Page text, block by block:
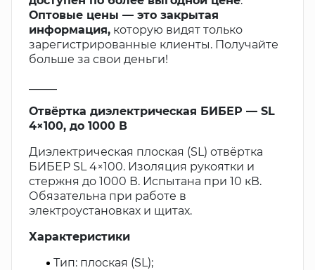
Оптовые цены — это закрытая
информация, которую видят только
зарегистрированные клиенты. Получайте
больше за свои деньги!
Отвёртка диэлектрическая БИБЕР — SL
4×100, до 1000 В
Диэлектрическая плоская (SL) отвёртка
БИБЕР SL 4×100. Изоляция рукоятки и
стержня до 1000 В. Испытана при 10 кВ.
Обязательна при работе в
электроустановках и щитах.
Характеристики
Тип: плоская (SL);